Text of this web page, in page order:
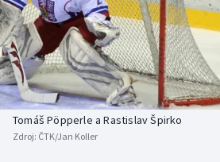
Americký fotbal
Baseball a softbal
Basketbal
Biatlon
NEPŘEHLÉDNĚTE
Soutěže
Historické návraty
Aplikace ČT sport
Tomáš Pöpperle a Rastislav Špirko
Zdroj: ČTK/Jan Koller